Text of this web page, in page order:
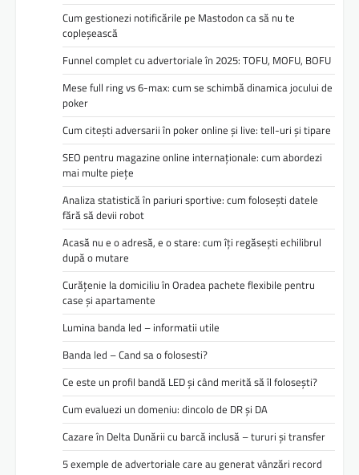
Cum gestionezi notificările pe Mastodon ca să nu te
copleșească
Funnel complet cu advertoriale în 2025: TOFU, MOFU, BOFU
Mese full ring vs 6-max: cum se schimbă dinamica jocului de
poker
Cum citești adversarii în poker online și live: tell-uri și tipare
SEO pentru magazine online internaționale: cum abordezi
mai multe piețe
Analiza statistică în pariuri sportive: cum folosești datele
fără să devii robot
Acasă nu e o adresă, e o stare: cum îți regăsești echilibrul
după o mutare
Curățenie la domiciliu în Oradea pachete flexibile pentru
case și apartamente
Lumina banda led – informatii utile
Banda led – Cand sa o folosesti?
Ce este un profil bandă LED și când merită să îl folosești?
Cum evaluezi un domeniu: dincolo de DR și DA
Cazare în Delta Dunării cu barcă inclusă – tururi și transfer
5 exemple de advertoriale care au generat vânzări record